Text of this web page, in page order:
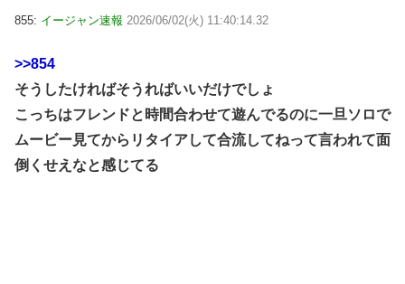
855: イージャン速報 2026/06/02(火) 11:40:14.32
>>854
そうしたければそうればいいだけでしょ
こっちはフレンドと時間合わせて遊んでるのに一旦ソロで
ムービー見てからリタイアして合流してねって言われて面
倒くせえなと感じてる